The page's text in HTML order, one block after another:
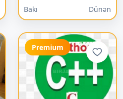
Bakı Dünən
Premium